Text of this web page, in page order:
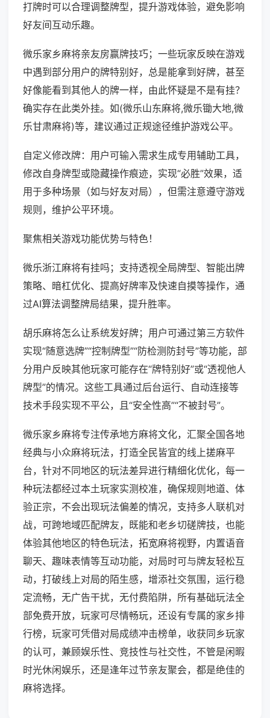
打牌时可以合理调整牌型，提升游戏体验，避免影响
好友间互动乐趣。
微乐家乡麻将亲友房赢牌技巧；一些玩家反映在游戏
中遇到部分用户的牌特别好，总是能拿到好牌，甚至
好像能看到其他人的牌一样，由此怀疑是不是有挂？
确实存在此类外挂。如(微乐山东麻将,微乐锄大地,微
乐甘肃麻将)等，建议通过正规途径维护游戏公平。
自定义修改牌：用户可输入需求生成专用辅助工具，
修改自身牌型或隐藏操作痕迹，实现“必胜”效果，适
用于多种场景（如与好友对局），但需注意遵守游戏
规则，维护公平环境。
聚焦相关游戏功能优势与特色！
微乐浙江麻将有挂吗；支持透视全局牌型、智能出牌
策略、暗杠优化、提高好牌率及快速自摸等操作，通
过AI算法调整牌局结果，提升胜率。
胡乐麻将怎么让系统发好牌；用户可通过第三方软件
实现“随意选牌”“控制牌型”“防检测防封号”等功能，部
分用户反映其他玩家可能存在“牌特别好”或“透视他人
牌型”的情况。这些工具通过后台运行、自动连接等
技术手段实现不平公，且“安全性高”“不被封号”。
微乐家乡麻将专注传承地方麻将文化，汇聚全国各地
经典与小众麻将玩法，打造全民皆宜的线上搓麻平
台，针对不同地区的玩法差异进行精细化优化，每一
种玩法都经过本土玩家实测校准，确保规则地道、体
验正宗，不会出现玩法偏差的情况，支持多人联机对
战，可跨地域匹配牌友，既能和老乡切磋牌技，也能
体验其他地区的特色玩法，拓宽麻将视野，内置语音
聊天、趣味表情等互动功能，对局时可与牌友轻松互
动，打破线上对局的陌生感，增添社交氛围，运行稳
定流畅，无广告干扰，无付费陷阱，所有基础玩法全
部免费开放，玩家可尽情畅玩，还设有专属的家乡排
行榜，玩家可凭借对局成绩冲击榜单，收获同乡玩家
的认可，兼顾娱乐性、竞技性与社交性，不管是闲暇
时光休闲娱乐，还是逢年过节亲友聚会，都是绝佳的
麻将选择。